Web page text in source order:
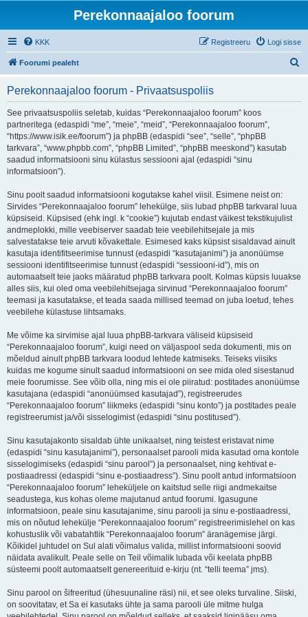
Perekonnaajaloo foorum
KKK Logi sisse
Registreeru
Foorumi pealeht
Perekonnaajaloo foorum - Privaatsuspoliis
See privaatsuspoliis seletab, kuidas “Perekonnaajaloo foorum” koos
partneritega (edaspidi “me”, “meie”, “meid”, “Perekonnaajaloo foorum”,
“https://www.isik.ee/foorum”) ja phpBB (edaspidi “see”, “selle”, “phpBB
tarkvara”, “www.phpbb.com”, “phpBB Limited”, “phpBB meeskond”) kasutab
saadud informatsiooni sinu külastus sessiooni ajal (edaspidi “sinu
informatsioon”).
Sinu poolt saadud informatsiooni kogutakse kahel viisil. Esimene neist on:
Sirvides “Perekonnaajaloo foorum” lehekülge, siis lubad phpBB tarkvaral luua
küpsiseid. Küpsised (ehk ingl. k “cookie”) kujutab endast väikest tekstikujulist
andmeplokki, mille veebiserver saadab teie veebilehitsejale ja mis
salvestatakse teie arvuti kõvakettale. Esimesed kaks küpsist sisaldavad ainult
kasutaja identifitseerimise tunnust (edaspidi “kasutajanimi”) ja anonüümse
sessiooni identifitseerimise tunnust (edaspidi “sessiooni-id”), mis on
automaatselt teie jaoks määratud phpBB tarkvara poolt. Kolmas küpsis luuakse
alles siis, kui oled oma veebilehitsejaga sirvinud “Perekonnaajaloo foorum”
teemasi ja kasutatakse, et teada saada millised teemad on juba loetud, tehes
veebilehe külastuse lihtsamaks.
Me võime ka sirvimise ajal luua phpBB-tarkvara väliseid küpsiseid
“Perekonnaajaloo foorum”, kuigi need on väljaspool seda dokumenti, mis on
mõeldud ainult phpBB tarkvara loodud lehtede katmiseks. Teiseks viisiks
kuidas me kogume sinult saadud informatsiooni on see mida oled sisestanud
meie foorumisse. See võib olla, ning mis ei ole piiratud: postitades anonüümse
kasutajana (edaspidi “anonüümsed kasutajad”), registreerudes
“Perekonnaajaloo foorum” liikmeks (edaspidi “sinu konto”) ja postitades peale
registreerumist ja/või sisselogimist (edaspidi “sinu postitused”).
Sinu kasutajakonto sisaldab ühte unikaalset, ning teistest eristavat nime
(edaspidi “sinu kasutajanimi”), personaalset parooli mida kasutad oma kontole
sisselogimiseks (edaspidi “sinu parool”) ja personaalset, ning kehtivat e-
postiaadressi (edaspidi “sinu e-postiaadress”). Sinu poolt antud informatsioon
“Perekonnaajaloo foorum” leheküljele on kaitstud selle riigi andmekaitse
seadustega, kus kohas oleme majutanud antud foorumi. Igasugune
informatsioon, peale sinu kasutajanime, sinu parooli ja sinu e-postiaadressi,
mis on nõutud lehekülje “Perekonnaajaloo foorum” registreerimislehel on kas
kohustuslik või vabatahtlik “Perekonnaajaloo foorum” äranägemise järgi.
Kõikidel juhtudel on Sul alati võimalus valida, millist informatsiooni soovid
näidata avalikult. Peale selle on Teil võimalik lubada või keelata phpBB
süsteemi poolt automaatselt genereerituid e-kirju (nt. “telli teema” jms).
Sinu parool on šifreeritud (ühesuunaline räsi) nii, et see oleks turvaline. Siiski,
on soovitatav, et Sa ei kasutaks ühte ja sama parooli üle mitme hulga